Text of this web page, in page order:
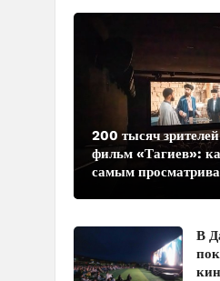
200 тысяч
фильм «Тагиев»:
самым
В